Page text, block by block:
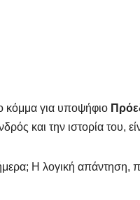
κόμμα για υποψήφιο
και την ιστορία του,
Η λογική απάντηση,